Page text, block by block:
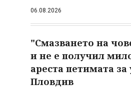
06.08.2026
"Смазването на
и не е получил
ареста петимата за
Пловдив